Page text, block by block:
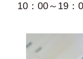
10：00～19：